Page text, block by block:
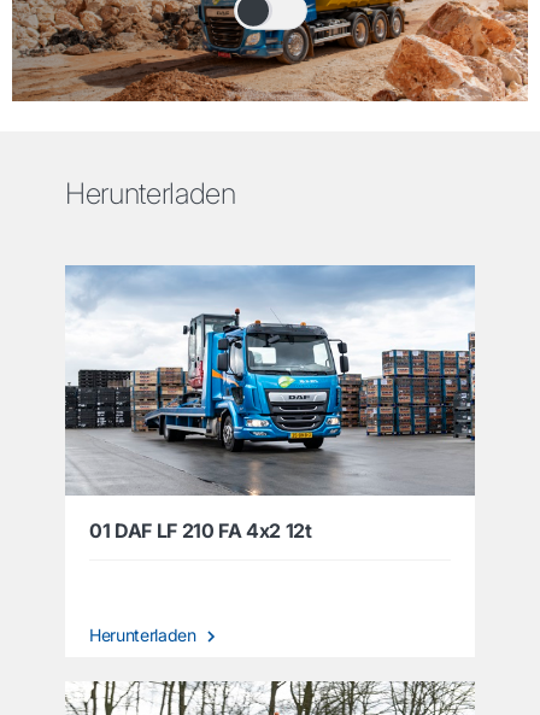
Herunterladen
01 DAF LF 210 FA 4x2 12t
Herunterladen